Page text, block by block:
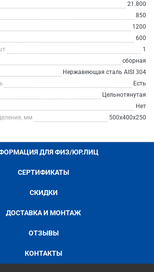
21.800
850
1200
600
1
сборная
Нержавеющая сталь AISI 304
Есть
Цельнотянутая
Нет
мм
500х400х250
ДЛЯ ФИЗ/ЮР.ЛИЦ
СЕРТИФИКАТЫ
СКИДКИ
ДОСТАВКА И МОНТАЖ
ОТЗЫВЫ
КОНТАКТЫ